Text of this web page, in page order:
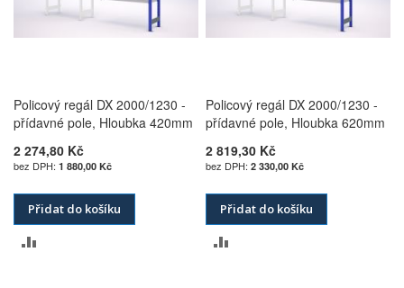
Policový regál DX 2000/1230 -
přídavné pole, Hloubka 420mm
2 274,80 Kč
1 880,00 Kč
Přidat do košíku
Policový regál DX 2000/1230 -
přídavné pole, Hloubka 620mm
2 819,30 Kč
2 330,00 Kč
Přidat do košíku